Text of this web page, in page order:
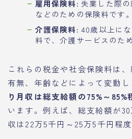
雇用保険料: 失業した際
などのための保険料です。
介護保険料: 40歳以上に
料で、介護サービスのた
これらの税金や社会保険料は
有無、年齢などによって変動
り月収は総支給額の75%～85%
います。例えば、総支給額が
収は22万5千円～25万5千円程